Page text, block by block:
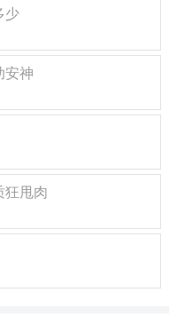
少
安神
狂甩肉